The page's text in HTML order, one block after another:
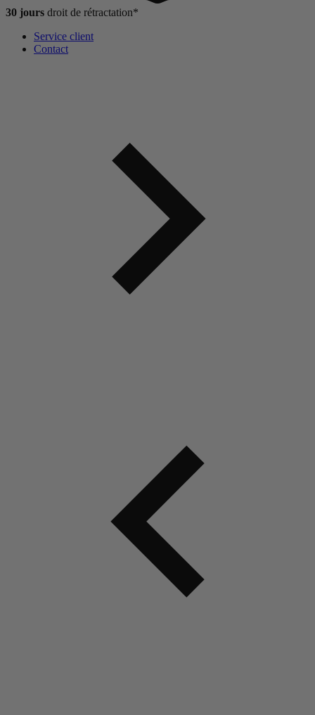
30 jours droit de rétractation*
Service client
Contact